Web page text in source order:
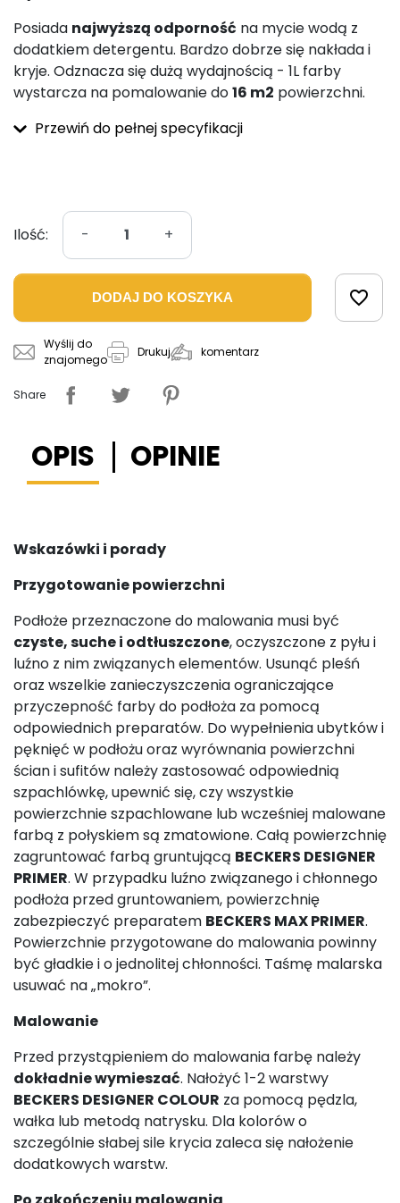
Posiada najwyższą odporność na mycie wodą z
dodatkiem detergentu. Bardzo dobrze się nakłada i
kryje. Odznacza się dużą wydajnością - 1L farby
wystarcza na pomalowanie do16 m2 powierzchni.
Przewiń do pełnej specyfikacji
Ilość: - +
DODAJ DO KOSZYKA favorite_border
Wyślij do
znajomego
Drukuj komentarz
Share
OPIS OPINIE
Wskazówki i porady
Przygotowanie powierzchni
Podłoże przeznaczone do malowania musi być
czyste, suche i odtłuszczone, oczyszczone z pyłu i
luźno z nim związanych elementów. Usunąć pleśń
oraz wszelkie zanieczyszczenia ograniczające
przyczepność farby do podłoża za pomocą
odpowiednich preparatów. Do wypełnienia ubytków i
pęknięć w podłożu oraz wyrównania powierzchni
ścian i sufitów należy zastosować odpowiednią
szpachlówkę, upewnić się, czy wszystkie
powierzchnie szpachlowane lub wcześniej malowane
farbą z połyskiem są zmatowione. Całą powierzchnię
zagruntować farbą gruntującą BECKERS DESIGNER
PRIMER. W przypadku luźno związanego i chłonnego
podłoża przed gruntowaniem, powierzchnię
zabezpieczyć preparatem BECKERS MAX PRIMER.
Powierzchnie przygotowane do malowania powinny
być gładkie i o jednolitej chłonności. Taśmę malarska
usuwać na „mokro”.
Malowanie
Przed przystąpieniem do malowania farbę należy
dokładnie wymieszać. Nałożyć 1-2 warstwy
BECKERS DESIGNER COLOUR za pomocą pędzla,
wałka lub metodą natrysku. Dla kolorów o
szczególnie słabej sile krycia zaleca się nałożenie
dodatkowych warstw.